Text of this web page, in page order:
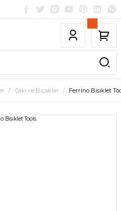
Çakı ve Bıçaklar Ferrino Bisiklet